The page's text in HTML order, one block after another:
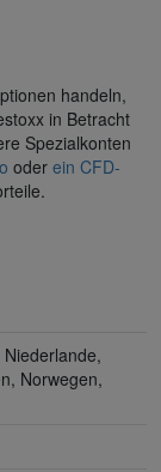
handeln,
in Betracht
Spezialkonten
oder ein CFD-
Norwegen,